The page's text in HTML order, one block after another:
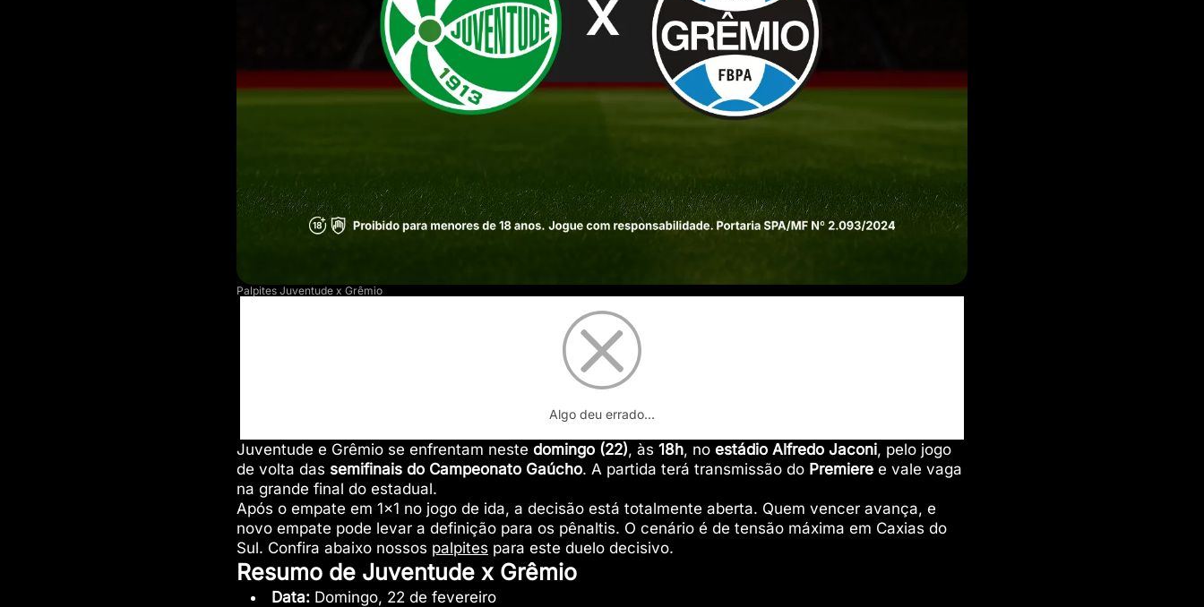
Palpites Juventude x Grêmio
Algo deu errado...
Juventude e Grêmio se enfrentam neste domingo (22), às 18h, no estádio Alfredo Jaconi, pelo jogo
de volta das semifinais do Campeonato Gaúcho. A partida terá transmissão do Premiere e vale vaga
na grande final do estadual.
Após o empate em 1×1 no jogo de ida, a decisão está totalmente aberta. Quem vencer avança, e
novo empate pode levar a definição para os pênaltis. O cenário é de tensão máxima em Caxias do
Sul. Confira abaixo nossos palpites para este duelo decisivo.
Resumo de Juventude x Grêmio
Data:Domingo, 22 de fevereiro